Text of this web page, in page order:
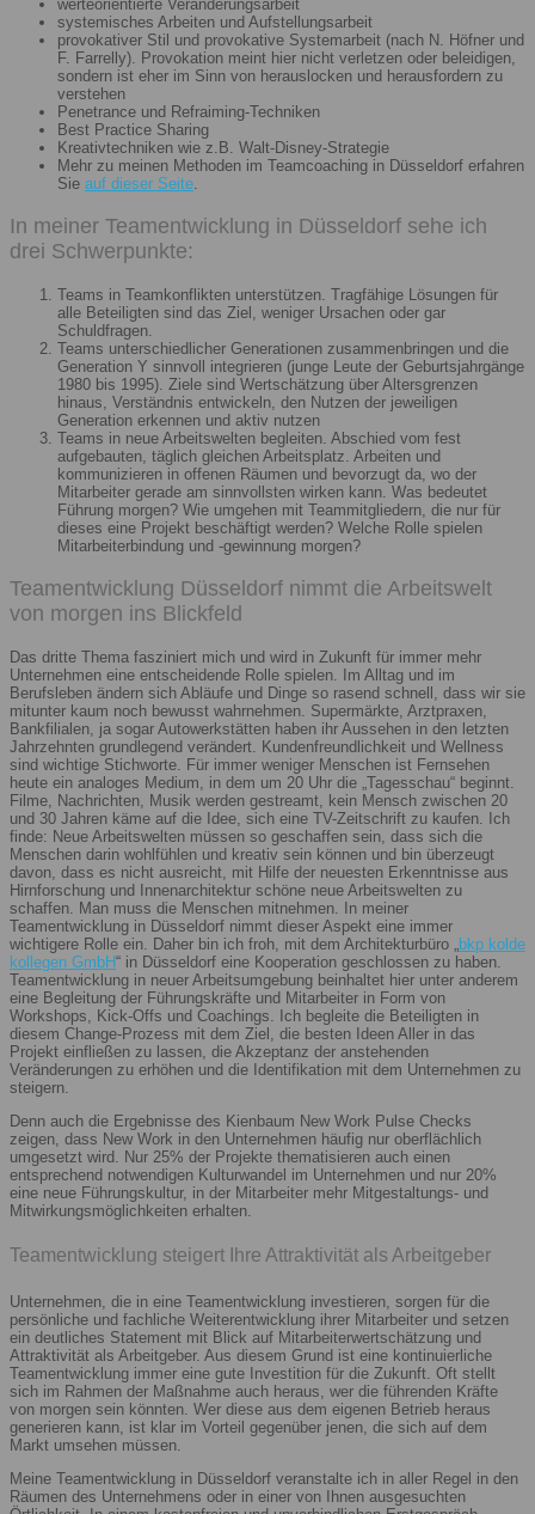
werteorientierte Veränderungsarbeit
systemisches Arbeiten und Aufstellungsarbeit
provokativer Stil und provokative Systemarbeit (nach N. Höfner und
F. Farrelly). Provokation meint hier nicht verletzen oder beleidigen,
sondern ist eher im Sinn von herauslocken und herausfordern zu
verstehen
Penetrance und Refraiming-Techniken
Best Practice Sharing
Kreativtechniken wie z.B. Walt-Disney-Strategie
Mehr zu meinen Methoden im Teamcoaching in Düsseldorf erfahren
Sie auf dieser Seite.
In meiner Teamentwicklung in Düsseldorf sehe ich
drei Schwerpunkte:
Teams in Teamkonflikten unterstützen. Tragfähige Lösungen für
alle Beteiligten sind das Ziel, weniger Ursachen oder gar
Schuldfragen.
Teams unterschiedlicher Generationen zusammenbringen und die
Generation Y sinnvoll integrieren (junge Leute der Geburtsjahrgänge
1980 bis 1995). Ziele sind Wertschätzung über Altersgrenzen
hinaus, Verständnis entwickeln, den Nutzen der jeweiligen
Generation erkennen und aktiv nutzen
Teams in neue Arbeitswelten begleiten. Abschied vom fest
aufgebauten, täglich gleichen Arbeitsplatz. Arbeiten und
kommunizieren in offenen Räumen und bevorzugt da, wo der
Mitarbeiter gerade am sinnvollsten wirken kann. Was bedeutet
Führung morgen? Wie umgehen mit Teammitgliedern, die nur für
dieses eine Projekt beschäftigt werden? Welche Rolle spielen
Mitarbeiterbindung und -gewinnung morgen?
Teamentwicklung Düsseldorf nimmt die Arbeitswelt
von morgen ins Blickfeld
Das dritte Thema fasziniert mich und wird in Zukunft für immer mehr
Unternehmen eine entscheidende Rolle spielen. Im Alltag und im
Berufsleben ändern sich Abläufe und Dinge so rasend schnell, dass wir sie
mitunter kaum noch bewusst wahrnehmen. Supermärkte, Arztpraxen,
Bankfilialen, ja sogar Autowerkstätten haben ihr Aussehen in den letzten
Jahrzehnten grundlegend verändert. Kundenfreundlichkeit und Wellness
sind wichtige Stichworte. Für immer weniger Menschen ist Fernsehen
heute ein analoges Medium, in dem um 20 Uhr die „Tagesschau“ beginnt.
Filme, Nachrichten, Musik werden gestreamt, kein Mensch zwischen 20
und 30 Jahren käme auf die Idee, sich eine TV-Zeitschrift zu kaufen. Ich
finde: Neue Arbeitswelten müssen so geschaffen sein, dass sich die
Menschen darin wohlfühlen und kreativ sein können und bin überzeugt
davon, dass es nicht ausreicht, mit Hilfe der neuesten Erkenntnisse aus
Hirnforschung und Innenarchitektur schöne neue Arbeitswelten zu
schaffen. Man muss die Menschen mitnehmen. In meiner
Teamentwicklung in Düsseldorf nimmt dieser Aspekt eine immer
wichtigere Rolle ein. Daher bin ich froh, mit dem Architekturbüro „bkp kolde
kollegen GmbH“ in Düsseldorf eine Kooperation geschlossen zu haben.
Teamentwicklung in neuer Arbeitsumgebung beinhaltet hier unter anderem
eine Begleitung der Führungskräfte und Mitarbeiter in Form von
Workshops, Kick-Offs und Coachings. Ich begleite die Beteiligten in
diesem Change-Prozess mit dem Ziel, die besten Ideen Aller in das
Projekt einfließen zu lassen, die Akzeptanz der anstehenden
Veränderungen zu erhöhen und die Identifikation mit dem Unternehmen zu
steigern.
Denn auch die Ergebnisse des Kienbaum New Work Pulse Checks
zeigen, dass New Work in den Unternehmen häufig nur oberflächlich
umgesetzt wird. Nur 25% der Projekte thematisieren auch einen
entsprechend notwendigen Kulturwandel im Unternehmen und nur 20%
eine neue Führungskultur, in der Mitarbeiter mehr Mitgestaltungs- und
Mitwirkungsmöglichkeiten erhalten.
Teamentwicklung steigert Ihre Attraktivität als Arbeitgeber
Unternehmen, die in eine Teamentwicklung investieren, sorgen für die
persönliche und fachliche Weiterentwicklung ihrer Mitarbeiter und setzen
ein deutliches Statement mit Blick auf Mitarbeiterwertschätzung und
Attraktivität als Arbeitgeber. Aus diesem Grund ist eine kontinuierliche
Teamentwicklung immer eine gute Investition für die Zukunft. Oft stellt
sich im Rahmen der Maßnahme auch heraus, wer die führenden Kräfte
von morgen sein könnten. Wer diese aus dem eigenen Betrieb heraus
generieren kann, ist klar im Vorteil gegenüber jenen, die sich auf dem
Markt umsehen müssen.
Meine Teamentwicklung in Düsseldorf veranstalte ich in aller Regel in den
Räumen des Unternehmens oder in einer von Ihnen ausgesuchten